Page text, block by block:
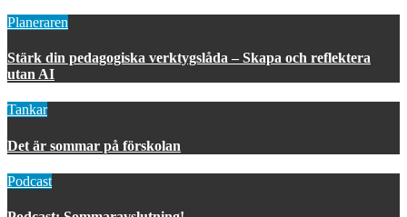
Planeraren
Stärk din pedagogiska verktygslåda – Skapa och reflektera
utan AI
Tankar
Det är sommar på förskolan
Podcast